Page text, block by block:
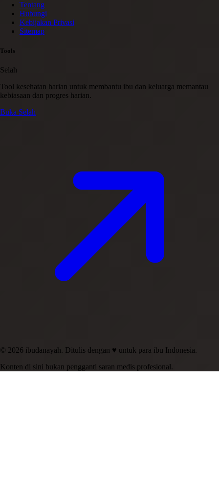
Tentang
Hubungi
Kebijakan Privasi
Sitemap
Tools
Selah
Tool kesehatan harian untuk membantu ibu dan keluarga memantau
kebiasaan dan progres harian.
Buka Selah
© 2026 ibudanayah. Ditulis dengan ♥ untuk para ibu Indonesia.
Konten di sini bukan pengganti saran medis profesional.